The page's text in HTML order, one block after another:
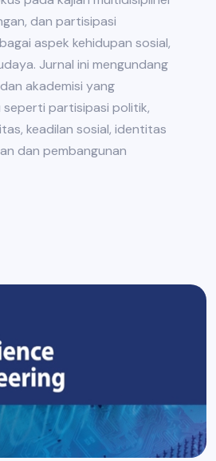
dan partisipasi
aspek kehidupan sosial,
Jurnal ini mengundang
akademisi yang
partisipasi politik,
keadilan sosial, identitas
dan pembangunan